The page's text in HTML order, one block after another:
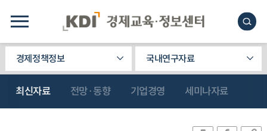
경제정책정보 국내연구자료
최신자료 전망·동향 기업경영 세미나자료